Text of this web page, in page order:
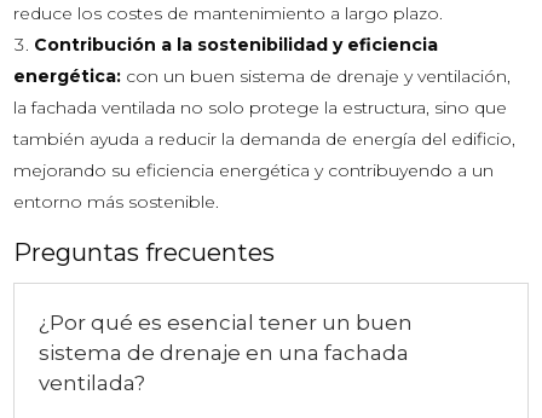
reduce los costes de mantenimiento a largo plazo.
Contribución a la sostenibilidad y eficiencia
energética: con un buen sistema de drenaje y ventilación,
la fachada ventilada no solo protege la estructura, sino que
también ayuda a reducir la demanda de energía del edificio,
mejorando su eficiencia energética y contribuyendo a un
entorno más sostenible.
Preguntas frecuentes
¿Por qué es esencial tener un buen
sistema de drenaje en una fachada
ventilada?